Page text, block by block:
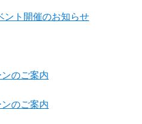
ント開催のお知らせ
のご案内
のご案内